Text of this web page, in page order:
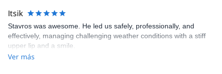
Itsik
Stavros was awesome. He led us safely, professionally, and
effectively, managing challenging weather conditions with a stiff
upper lip and a smile.
Ver más